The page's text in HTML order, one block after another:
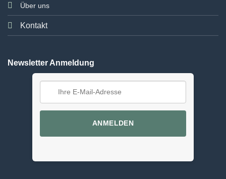
Über uns
Kontakt
Newsletter Anmeldung
ANMELDEN